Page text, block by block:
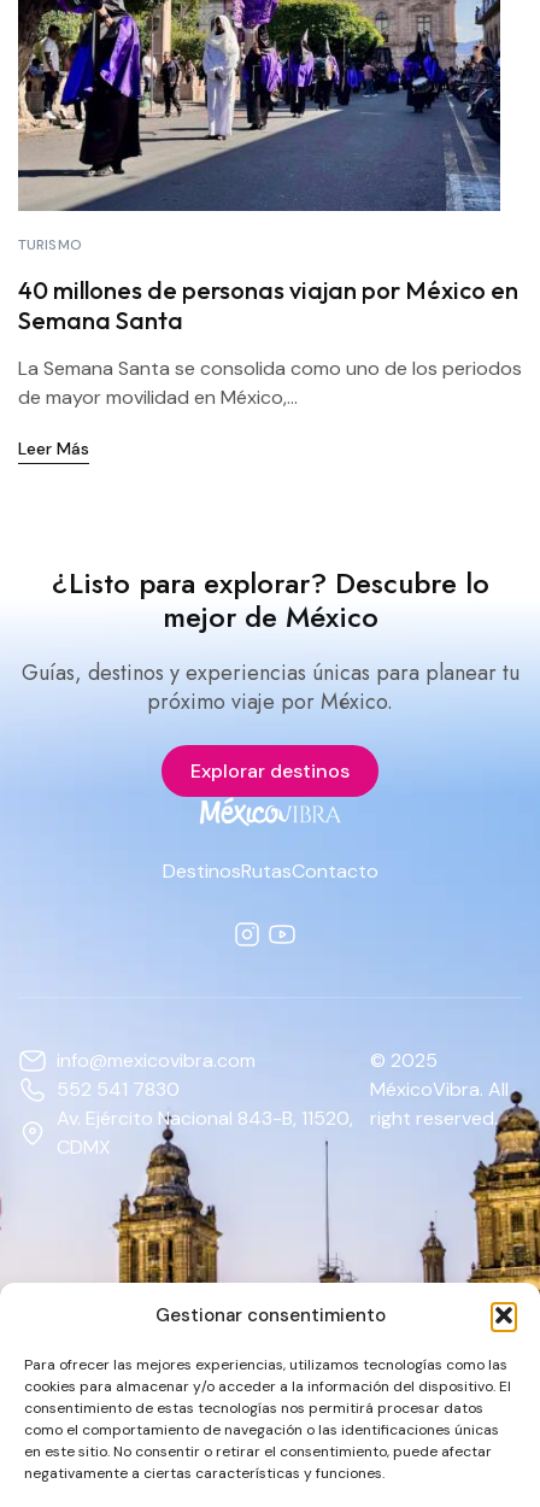
Gestionar consentimiento
Para ofrecer las mejores experiencias, utilizamos tecnologías como las
cookies para almacenar y/o acceder a la información del dispositivo. El
consentimiento de estas tecnologías nos permitirá procesar datos
como el comportamiento de navegación o las identificaciones únicas
en este sitio. No consentir o retirar el consentimiento, puede afectar
negativamente a ciertas características y funciones.
TURISMO
40 millones de personas viajan por México en
Semana Santa
La Semana Santa se consolida como uno de los periodos
de mayor movilidad en México,...
Leer Más
¿Listo para explorar? Descubre lo
mejor de México
Guías, destinos y experiencias únicas para planear tu
próximo viaje por México.
Explorar destinos
DestinosRutasContacto
info@mexicovibra.com
552 541 7830
Av. Ejército Nacional 843-B, 11520,
CDMX
© 2025
MéxicoVibra. All
right reserved.